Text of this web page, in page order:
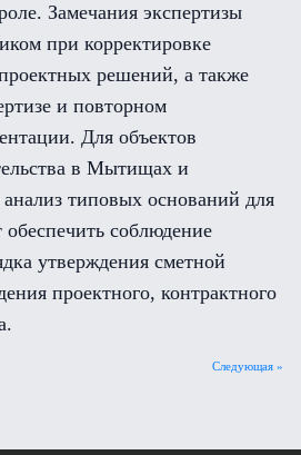
Замечания экспертизы
при корректировке
решений, а также
и повторном
Для объектов
в Мытищах и
типовых оснований для
обеспечить соблюдение
утверждения сметной
проектного, контрактного
Следующая »